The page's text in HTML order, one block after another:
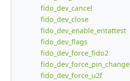
fido_dev_cancel
fido_dev_close
fido_dev_enable_entattest
fido_dev_flags
fido_dev_force_fido2
fido_dev_force_pin_change
fido_dev_force_u2f